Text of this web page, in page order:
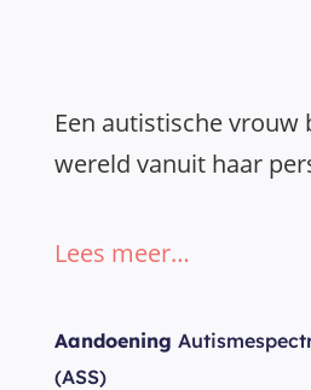
Een autistische vrouw
wereld vanuit haar
Lees meer…
Aandoening
(ASS)